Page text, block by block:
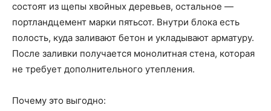
состоят из щепы хвойных деревьев, остальное —
портландцемент марки пятьсот. Внутри блока есть
полость, куда заливают бетон и укладывают арматуру.
После заливки получается монолитная стена, которая
не требует дополнительного утепления.
Почему это выгодно: